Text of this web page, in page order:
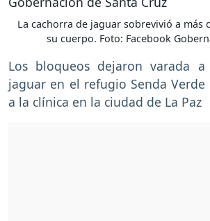
La cachorra de jaguar sobrevivió a más
su cuerpo. Foto: Facebook
Los bloqueos dejaron varada
jaguar en el refugio Senda
a la clínica en la ciudad de La Paz